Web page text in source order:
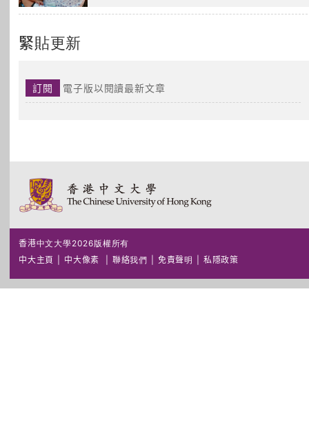
緊貼更新
訂閱 電子版以閱讀最新文章
香港中文大學2026版權所有
中大主頁
中大像素 聯絡我們 免責聲明 私隱政策